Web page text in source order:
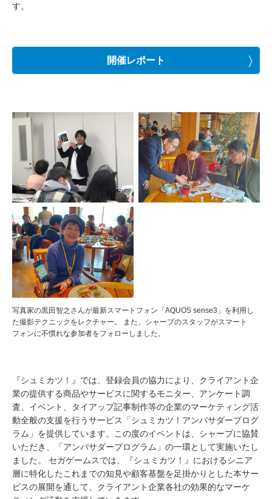
す。
開催レポート
写真家の黒田智之さんが最新スマートフォン「AQUOS sense3」を利用し
た撮影テクニックをレクチャー。 また、シャープのスタッフがスマート
フォンに不慣れな参加者をフォローしました。
『シュミカツ！』では、登録会員の協力により、クライアント企
業の提供する商品やサービスに関するモニター、アンケート調
査、イベント、タイアップ記事制作等の企業のマーケティング活
動全般の支援を行うサービス「シュミカツ！アンバサダープログ
ラム」を提供しています。この度のイベントは、シャープに協賛
いただき、「アンバサダープログラム」の一環として実施いたし
ました。 セガゲームスでは、『シュミカツ！』におけるシニア
層に特化したこれまでの知見や顧客基盤を足掛かりとした本サー
ビスの展開を通して、クライアント企業各社の効果的なマーケ